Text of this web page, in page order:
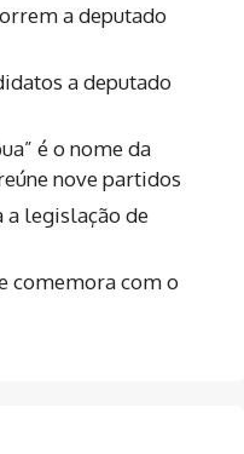
a deputado
a deputado
é o nome da
nove partidos
a legislação de
comemora com o